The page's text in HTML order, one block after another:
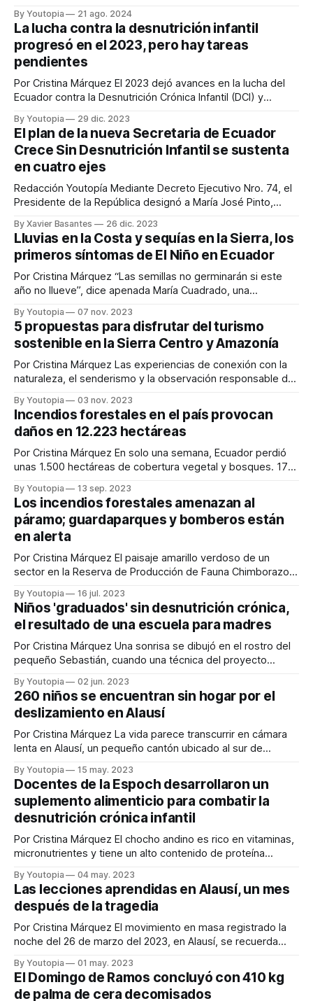
un operador para evitar riesgos en actividades industriales
peligrosas, no estaba en sus planes que diseñarían una
línea de rehabilitación física inteligente para personas con
By Youtopia 21 ago. 2024
La lucha contra la desnutrición infantil
progresó en el 2023, pero hay tareas
pendientes
Por Cristina Márquez El 2023 dejó avances en la lucha del
Ecuador contra la Desnutrición Crónica Infantil (DCI) y
gubernamentales, academia y otros actores de la sociedad
civil plantean abordar este 2024. Expertos y activistas de
las mesas ciudadanas que se unieron
By Youtopia 29 dic. 2023
El plan de la nueva Secretaria de Ecuador
Crece Sin Desnutrición Infantil se sustenta
en cuatro ejes
Redacción Youtopía Mediante Decreto Ejecutivo Nro. 74, el
Presidente de la República designó a María José Pinto,
Infantil. “La atención a la DCI se debe convertir en una
política de Estado”, señaló la Ministra en el programa radial
Descifrando de Thalía Flores,
By Xavier Basantes 26 dic. 2023
Lluvias en la Costa y sequías en la Sierra, los
primeros síntomas de El Niño en Ecuador
Por Cristina Márquez “Las semillas no germinarán si este
año no llueve”, dice apenada María Cuadrado, una
Moya, el suelo está seco. Los campesinos de las provincias
del Callejón Interantino (Sierra Centro y Sur), empiezan a
ponerse ansiosos porque la ausencia
By Youtopia 07 nov. 2023
5 propuestas para disfrutar del turismo
sostenible en la Sierra Centro y Amazonía
Por Cristina Márquez Las experiencias de conexión con la
naturaleza, el senderismo y la observación responsable de
como sostenibles en Tungurahua, Pastaza y Chimborazo.
Para que un destino sea catalogado como sostenible debe
cumplir con algunos requisitos. Por ejemplo, contar con
By Youtopia 03 nov. 2023
Incendios forestales en el país provocan
daños en 12.223 hectáreas
Por Cristina Márquez En solo una semana, Ecuador perdió
unas 1.500 hectáreas de cobertura vegetal y bosques. 17
Pichincha, Loja, Esmeraldas, Azuay y Chimborazo entre el
pasado lunes 4 de septiembre y el domingo, 10 de
septiembre de 2023. Los bomberos de
By Youtopia 13 sep. 2023
Los incendios forestales amenazan al
páramo; guardaparques y bomberos están
en alerta
Por Cristina Márquez El paisaje amarillo verdoso de un
sector en la Reserva de Producción de Fauna Chimborazo,
altos, chuquirahuas, orejas de conejo y otras plantas nativas
desaparecieron y hoy solo se ve, a la distancia, una enorme
mancha negra en
By Youtopia 16 jul. 2023
Niños 'graduados' sin desnutrición crónica,
el resultado de una escuela para madres
Por Cristina Márquez Una sonrisa se dibujó en el rostro del
pequeño Sebastián, cuando una técnica del proyecto
desnutrición crónica infantil“. El pequeño, oriundo de
Cebadas, una parroquia de Guamote, cumplió su primer año
de edad con el peso
By Youtopia 02 jun. 2023
260 niños se encuentran sin hogar por el
deslizamiento en Alausí
Por Cristina Márquez La vida parece transcurrir en cámara
lenta en Alausí, un pequeño cantón ubicado al sur de
las calles empedradas y antiguas. “Mucha gente migró, es
que aquí ya no hay nada”, se lamenta Mariana Rodríguez
mientras mece una paila
By Youtopia 15 may. 2023
Docentes de la Espoch desarrollaron un
suplemento alimenticio para combatir la
desnutrición crónica infantil
Por Cristina Márquez El chocho andino es rico en vitaminas,
micronutrientes y tiene un alto contenido de proteína
son la razón por la cual un grupo de investigadores de la
Escuela Superior Politécnica de Chimborazo (Espoch), lo
seleccionó como el ingrediente
By Youtopia 04 may. 2023
Las lecciones aprendidas en Alausí, un mes
después de la tragedia
Por Cristina Márquez El movimiento en masa registrado la
noche del 26 de marzo del 2023, en Alausí, se recuerda
cantón, ubicado al sur de Chimborazo. El deslizamiento de
unas 24 hectáreas de la montaña dejó sin hogar a
By Youtopia 01 may. 2023
El Domingo de Ramos concluyó con 410 kg
de palma de cera decomisados